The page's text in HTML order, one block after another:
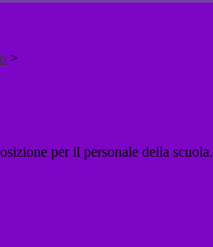
>
per il personale della scuola.